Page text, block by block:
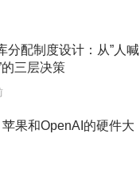
分配制度设计：从”人喊
的三层决策
果和OpenAI的硬件大